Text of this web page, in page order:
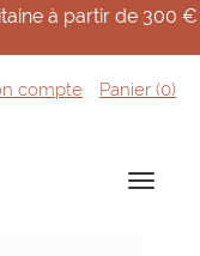
à partir de 300 €
compte Panier (0)